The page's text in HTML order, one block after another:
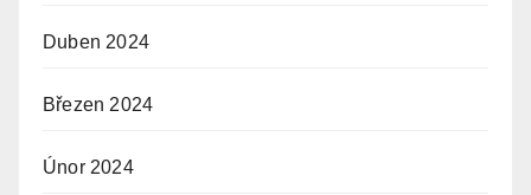
Duben 2024
Březen 2024
Únor 2024